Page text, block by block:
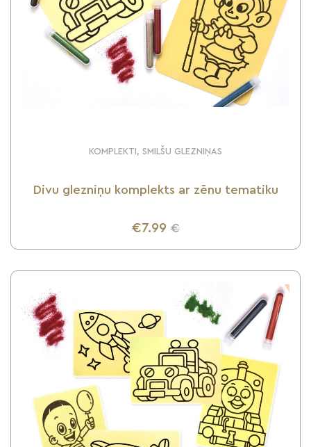
KOMPLEKTI, SMILŠU GLEZNIŅAS
Divu glezniņu komplekts ar zēnu tematiku
€7.99 €
UZZINI VAIRĀK